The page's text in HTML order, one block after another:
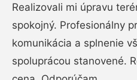
Realizovali mi úpravu
spokojný. Profesionálny
komunikácia a splnenie
spoluprácou stanovené.